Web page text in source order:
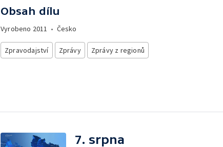
Obsah dílu
Vyrobeno 2011 • Česko
Zpravodajství Zprávy Zprávy z regionů
7. srpna